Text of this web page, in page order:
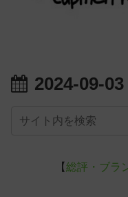
2024-09-03
【総評・ブラ